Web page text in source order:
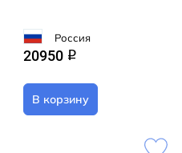
Россия
20950 q
В корзину